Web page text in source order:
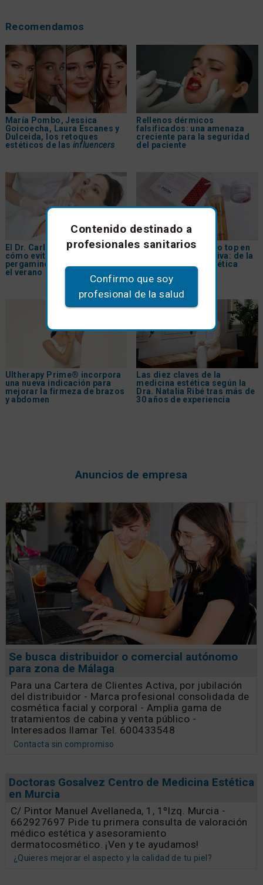
Recomendamos
María Pombo, Jessica
Goicoecha, Laura Escanes y
Dulceida, los retoques
estéticos de las influencers
Rellenos dérmicos
falsificados: una amenaza
creciente para la seguridad
del paciente
El Dr. Carlos Gómez explica
cómo evitar la 'piel de
pergamino' en el escote tras
el verano
PDRN, el tratamiento top en
medicina regenerativa: de la
inyección a la cosmética
Ultherapy Prime® incorpora
una nueva indicación para
mejorar la firmeza de brazos
y abdomen
Las diez claves de la
medicina estética según la
Dra. Natalia Ribé tras más de
30 años de experiencia
Anuncios de empresa
Se busca distribuidor o comercial autónomo
para zona de Málaga
Para una Cartera de Clientes Activa, por jubilación
del distribuidor - Marca profesional consolidada de
cosmética facial y corporal - Amplia gama de
tratamientos de cabina y venta público -
Interesados llamar Tel. 600433548
Contacta sin compromiso
Doctoras Gosalvez Centro de Medicina Estética
en Murcia
C/ Pintor Manuel Avellaneda, 1, 1ºIzq. Murcia -
662927697 Pide tu primera consulta de valoración
médico estética y asesoramiento
dermatocosmético. ¡Ven y te ayudamos!
¿Quieres mejorar el aspecto y la calidad de tu piel?
Contenido destinado a
profesionales sanitarios
Confirmo que soy
profesional de la salud